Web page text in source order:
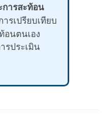
การสะท้อน
รเปรียบเทียบ
อนตนเอง
รประเมิน